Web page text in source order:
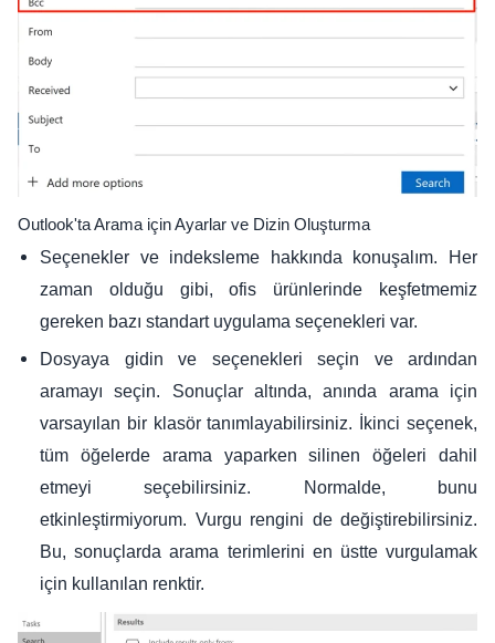
Outlook'ta Arama için Ayarlar ve Dizin Oluşturma
Seçenekler ve indeksleme hakkında konuşalım. Her
zaman olduğu gibi, ofis ürünlerinde keşfetmemiz
gereken bazı standart uygulama seçenekleri var.
Dosyaya gidin ve seçenekleri seçin ve ardından
aramayı seçin. Sonuçlar altında, anında arama için
varsayılan bir klasör tanımlayabilirsiniz. İkinci seçenek,
tüm öğelerde arama yaparken silinen öğeleri dahil
etmeyi seçebilirsiniz. Normalde, bunu
etkinleştirmiyorum. Vurgu rengini de değiştirebilirsiniz.
Bu, sonuçlarda arama terimlerini en üstte vurgulamak
için kullanılan renktir.